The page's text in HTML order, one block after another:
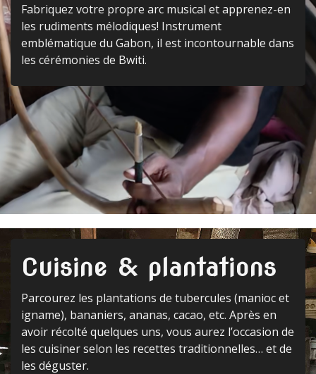
Fabriquez votre propre arc musical et apprenez-en
les rudiments mélodiques! Instrument
emblématique du Gabon, il est incontournable dans
les cérémonies de Bwiti.
Cuisine & plantations
Parcourez les plantations de tubercules (manioc et
igname), bananiers, ananas, cacao, etc. Après en
avoir récolté quelques uns, vous aurez l’occasion de
les cuisiner selon les recettes traditionnelles… et de
les déguster.